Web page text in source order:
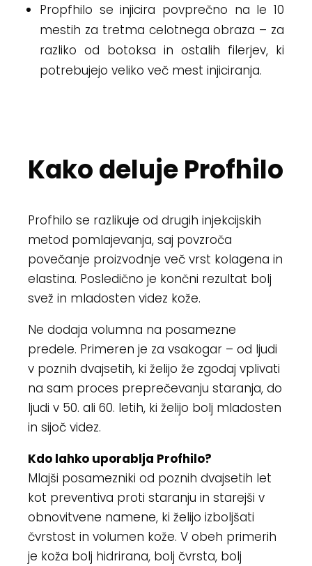
Propfhilo se injicira povprečno na le 10
mestih za tretma celotnega obraza – za
razliko od botoksa in ostalih filerjev, ki
potrebujejo veliko več mest injiciranja.
Kako deluje Profhilo
Profhilo se razlikuje od drugih injekcijskih
metod pomlajevanja, saj povzroča
povečanje proizvodnje več vrst kolagena in
elastina. Posledično je končni rezultat bolj
svež in mladosten videz kože.
Ne dodaja volumna na posamezne
predele. Primeren je za vsakogar – od ljudi
v poznih dvajsetih, ki želijo že zgodaj vplivati
na sam proces preprečevanju staranja, do
ljudi v 50. ali 60. letih, ki želijo bolj mladosten
in sijoč videz.
Kdo lahko uporablja Profhilo?
Mlajši posamezniki od poznih dvajsetih let
kot preventiva proti staranju in starejši v
obnovitvene namene, ki želijo izboljšati
čvrstost in volumen kože. V obeh primerih
je koža bolj hidrirana, bolj čvrsta, bolj